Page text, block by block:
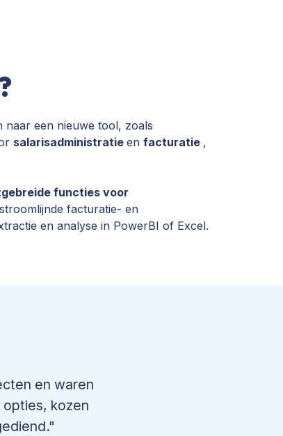
naar een nieuwe tool, zoals
salarisadministratie en facturatie ,
functies voor
facturatie- en
en analyse in PowerBI of Excel.
en waren
kozen